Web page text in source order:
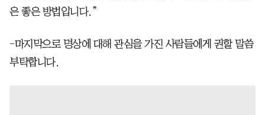
은 좋은 방법입니다.”
-마지막으로 명상에 대해 관심을 가진 사람들에게 권할 말씀
부탁합니다.